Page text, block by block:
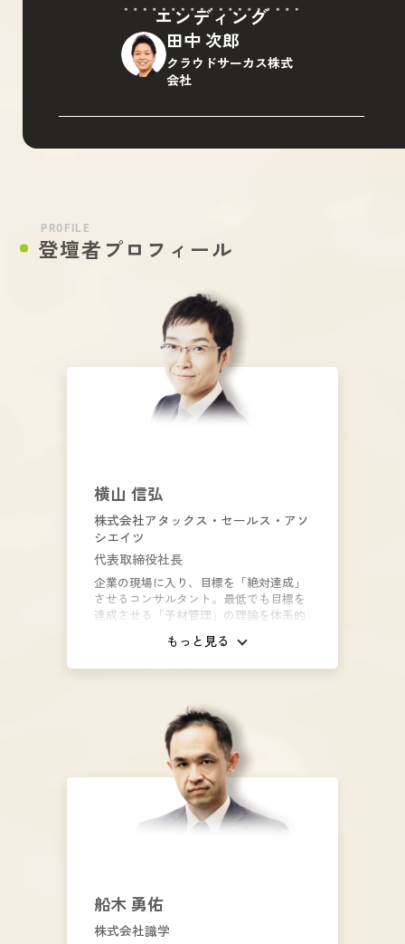
エンディング
田中 次郎
クラウドサーカス株式
会社
登壇者プロフィール
PROFILE
横山 信弘
株式会社アタックス・セールス・アソ
シエイツ
代表取締役社長
企業の現場に入り、目標を「絶対達成」
させるコンサルタント。最低でも目標を
達成させる「予材管理」の理論を体系的
に整理し、仕組みを構築した考案者とし
て知られる。15年間で3000回以上の関連
た。NTTドコモ、ソフトバンク、サント
リーなどの大企業から中小企業にいたる
まで、200社以上を支援した実績を持
つ。「日経ビジネス」「東洋経済」
「PRESIDENT」など、各種ビジネス誌へ
の寄稿、多数のメディアでの取材経験が
ある。メルマガ「草創花伝」は3.8万人超
の企業経営者、管理者が購読する。著書
多数。著書の多くは、中国、韓国、台湾
で翻訳版が発売されている。
もっと見る
船木 勇佑
株式会社識学